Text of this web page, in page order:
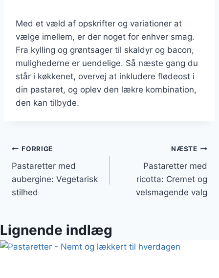
Med et væld af opskrifter og variationer at
vælge imellem, er der noget for enhver smag.
Fra kylling og grøntsager til skaldyr og bacon,
mulighederne er uendelige. Så næste gang du
står i køkkenet, overvej at inkludere flødeost i
din pastaret, og oplev den lækre kombination,
den kan tilbyde.
Indlægsnavigation
FORRIGE
Pastaretter med
aubergine: Vegetarisk
stilhed
NÆSTE
Pastaretter med
ricotta: Cremet og
velsmagende valg
Lignende indlæg